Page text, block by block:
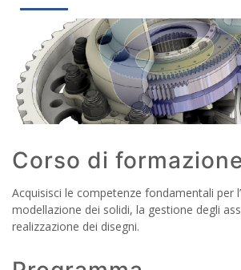
Corso di
Acquisisci le competenze fondamentali per
modellazione dei solidi, la gestione degli
realizzazione dei disegni.